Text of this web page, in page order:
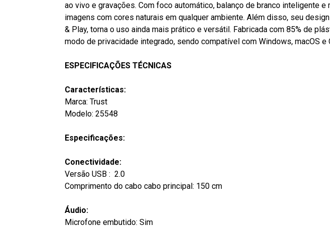
ao vivo e gravações. Com foco automático, balanço de branco inteligente
imagens com cores naturais em qualquer ambiente. Além disso, seu
& Play, torna o uso ainda mais prático e versátil. Fabricada com 85% de
modo de privacidade integrado, sendo compatível com Windows, macOS e
ESPECIFICAÇÕES TÉCNICAS
Características:
Marca: Trust
Modelo: 25548
Especificações:
Conectividade:
Versão USB : 2.0
Comprimento do cabo cabo principal: 150 cm
Áudio:
Microfone embutido: Sim